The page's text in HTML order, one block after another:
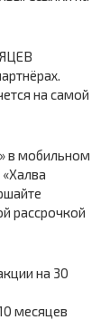
на самой
в мобильном
рассрочкой
на 30
месяцев